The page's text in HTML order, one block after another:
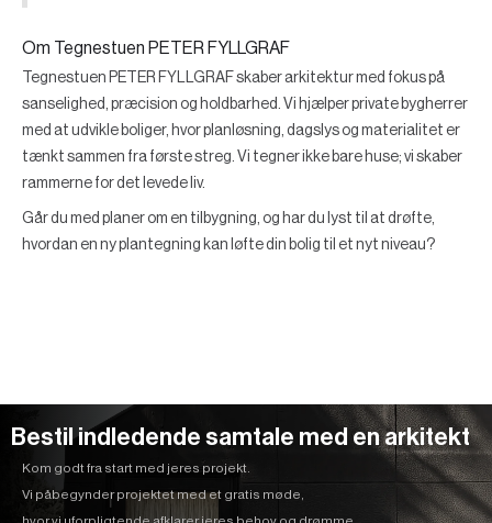
Om Tegnestuen PETER FYLLGRAF
Tegnestuen PETER FYLLGRAF skaber arkitektur med fokus på
sanselighed, præcision og holdbarhed. Vi hjælper private bygherrer
med at udvikle boliger, hvor planløsning, dagslys og materialitet er
tænkt sammen fra første streg. Vi tegner ikke bare huse; vi skaber
rammerne for det levede liv.
Går du med planer om en tilbygning, og har du lyst til at drøfte,
hvordan en ny plantegning kan løfte din bolig til et nyt niveau?
Bestil indledende samtale med en arkitekt
Kom godt fra start med jeres projekt.
Vi påbegynder projektet med et gratis møde,